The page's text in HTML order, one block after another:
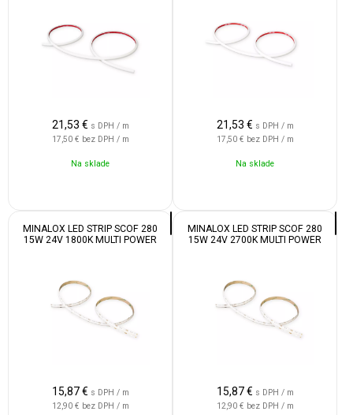
21,53 € s DPH / m
17,50 € bez DPH / m
Na sklade
21,53 € s DPH / m
17,50 € bez DPH / m
Na sklade
MINALOX LED STRIP SCOF 280
15W 24V 1800K MULTI POWER
15,87 € s DPH / m
12,90 € bez DPH / m
MINALOX LED STRIP SCOF 280
15W 24V 2700K MULTI POWER
15,87 € s DPH / m
12,90 € bez DPH / m